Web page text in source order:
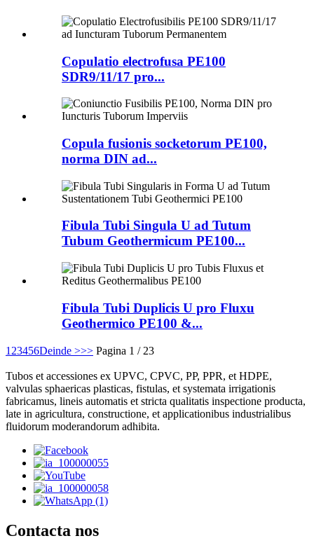
Copulatio electrofusa PE100
SDR9/11/17 pro...
Copula fusionis socketorum PE100,
norma DIN ad...
Fibula Tubi Singula U ad Tutum
Tubum Geothermicum PE100...
Fibula Tubi Duplicis U pro Fluxu
Geothermico PE100 &...
1 23456Deinde >>> Pagina 1 / 23
Tubos et accessiones ex UPVC, CPVC, PP, PPR, et HDPE,
valvulas sphaericas plasticas, fistulas, et systemata irrigationis
fabricamus, lineis automatis et stricta qualitatis inspectione producta,
late in agricultura, constructione, et applicationibus industrialibus
fluidorum moderandorum adhibita.
Contacta nos